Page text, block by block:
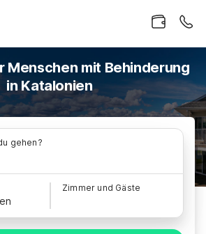
Menschen mit Behinderung
in Katalonien
gehen?
Zimmer und Gäste